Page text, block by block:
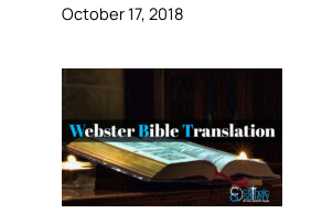
October 17, 2018